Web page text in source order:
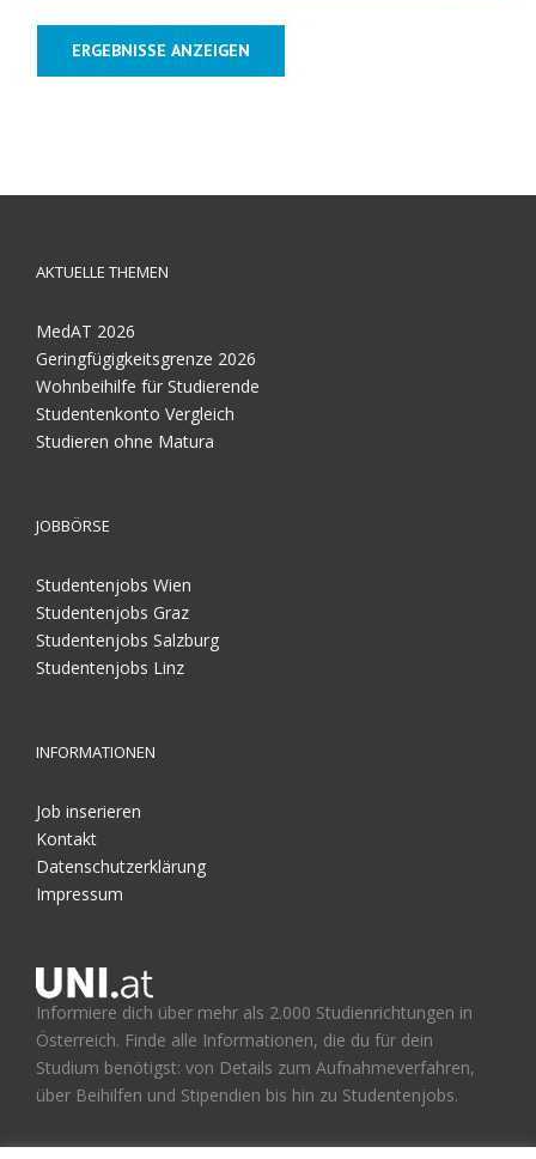
ERGEBNISSE ANZEIGEN
AKTUELLE THEMEN
MedAT 2026
Geringfügigkeitsgrenze 2026
Wohnbeihilfe für Studierende
Studentenkonto Vergleich
Studieren ohne Matura
JOBBÖRSE
Studentenjobs Wien
Studentenjobs Graz
Studentenjobs Salzburg
Studentenjobs Linz
INFORMATIONEN
Job inserieren
Kontakt
Datenschutzerklärung
Impressum
Informiere dich über mehr als 2.000 Studienrichtungen in
Österreich. Finde alle Informationen, die du für dein
Studium benötigst: von Details zum Aufnahmeverfahren,
über Beihilfen und Stipendien bis hin zu Studentenjobs.